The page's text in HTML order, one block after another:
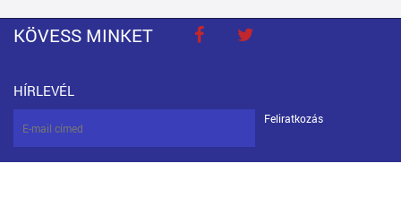
KÖVESS MINKET
HÍRLEVÉL
Feliratkozás